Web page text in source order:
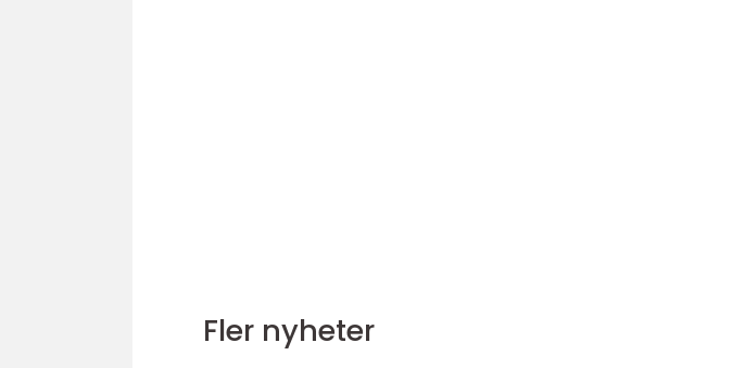
Fler nyheter